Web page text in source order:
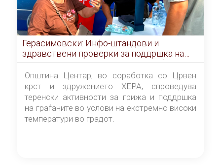
Герасимовски: Инфо-штандови и
здравствени проверки за поддршка на
граѓаните во услови на топлотен бран
Општина Центар, во соработка со Црвен
крст и здружението ХЕРА, спроведува
теренски активности за грижа и поддршка
на граѓаните во услови на екстремно високи
температури во градот.